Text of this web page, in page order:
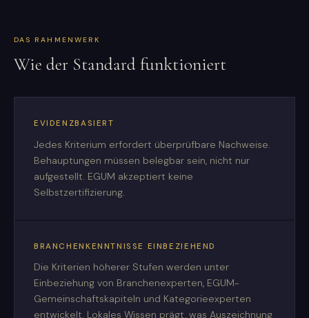
DAS RAHMENWERK
Wie der Standard funktioniert
EVIDENZBASIERT
Jedes Kriterium erfordert überprüfbare Nachweise.
Behauptungen müssen belegbar sein, nicht nur
aufgestellt. EGUM akzeptiert keine
Selbstzertifizierung.
BRANCHENKENNTNISSE EINBEZIEHEND
Die Kriterien höherer Stufen werden unter
Einbeziehung von Branchenexperten, EGUM-
Gemeinschaftskapiteln und Kategorieexperten
entwickelt. Lokales Wissen prägt, was Auszeichnung